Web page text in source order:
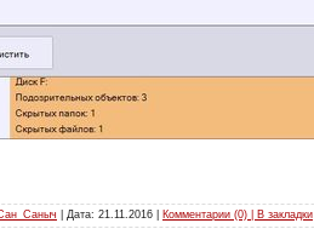
| Дата: 21.11.2016 Комментарии (0) | В закладки